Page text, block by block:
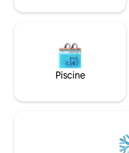
ville.
Piscine